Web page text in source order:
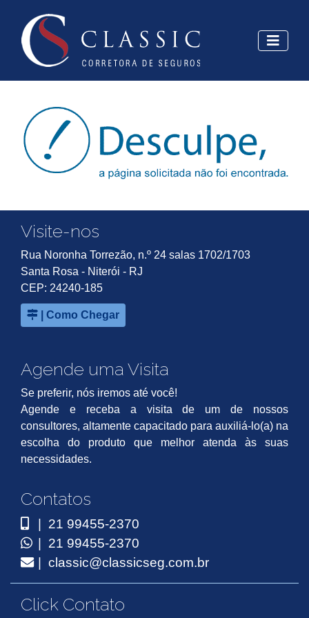
Visite-nos
Rua Noronha Torrezão, n.º 24 salas 1702/1703
Santa Rosa - Niterói - RJ
CEP: 24240-185
| Como Chegar
Agende uma Visita
Se preferir, nós iremos até você!
Agende e receba a visita de um de nossos
consultores, altamente capacitado para auxiliá-lo(a) na
escolha do produto que melhor atenda às suas
necessidades.
Contatos
| 21 99455-2370
| 21 99455-2370
| classic@classicseg.com.br
Click Contato